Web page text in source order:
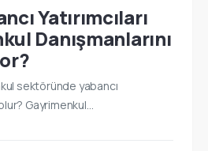
Yatırımcıları
Danışmanlarını
sektöründe yabancı
olur? Gayrimenkul…